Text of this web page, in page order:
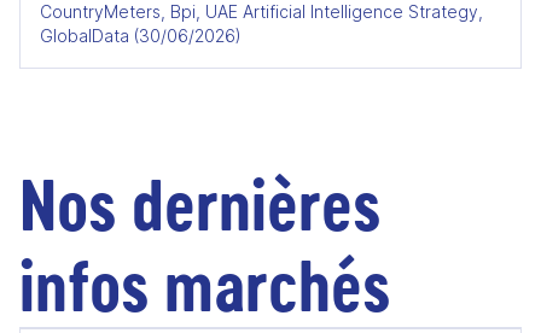
CountryMeters, Bpi, UAE Artificial Intelligence Strategy,
GlobalData (30/06/2026)
Nos dernières
infos marchés